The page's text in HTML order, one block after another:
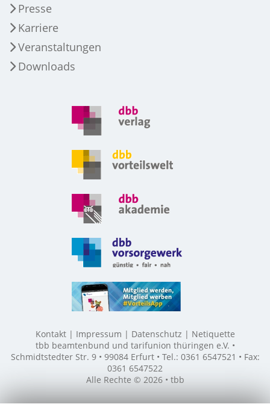
Presse
Karriere
Veranstaltungen
Downloads
Kontakt Impressum Datenschutz
Netiquette
tbb beamtenbund und tarifunion thüringen e.V. •
Schmidtstedter Str. 9 • 99084 Erfurt • Tel.: 0361 6547521 • Fax:
0361 6547522
Alle Rechte © 2026 • tbb